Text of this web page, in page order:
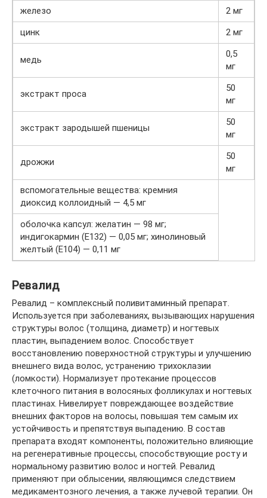
железо
2 мг
цинк
2 мг
медь
0,5
мг
экстракт проса
50
мг
экстракт зародышей пшеницы
50
мг
дрожжи
50
мг
вспомогательные вещества: кремния
диоксид коллоидный — 4,5 мг
оболочка капсул: желатин — 98 мг;
индигокармин (E132) — 0,05 мг; хинолиновый
желтый (E104) — 0,11 мг
Ревалид
Ревалид – комплексный поливитаминный препарат.
Используется при заболеваниях, вызывающих нарушения
структуры волос (толщина, диаметр) и ногтевых
пластин, выпадением волос. Способствует
восстановлению поверхностной структуры и улучшению
внешнего вида волос, устранению трихоклазии
(ломкости). Нормализует протекание процессов
клеточного питания в волосяных фолликулах и ногтевых
пластинах. Нивелирует повреждающее воздействие
внешних факторов на волосы, повышая тем самым их
устойчивость и препятствуя выпадению. В состав
препарата входят компоненты, положительно влияющие
на регенеративные процессы, способствующие росту и
нормальному развитию волос и ногтей. Ревалид
применяют при облысении, являющимся следствием
медикаментозного лечения, а также лучевой терапии. Он